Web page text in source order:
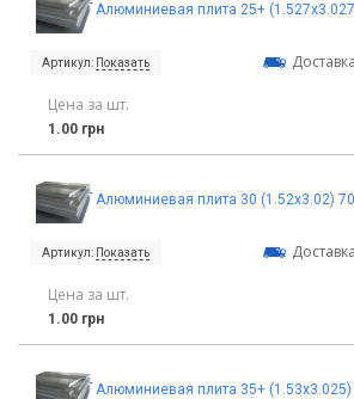
Алюминиевая плита 25+
Артикул: Показать
Цена за шт.
1.00 грн
Алюминиевая плита 30 (1.52х3.02)
Артикул: Показать
Цена за шт.
1.00 грн
Алюминиевая плита 35+ (1.53х3.025)